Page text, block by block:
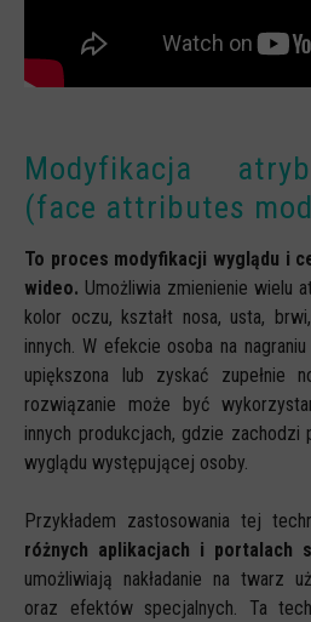
Modyfikacja
(face attributes
To proces modyfikacji wyglądu i
wideo. Umożliwia zmienienie wielu
kolor oczu, kształt nosa, usta,
innych. W efekcie osoba na
upiększona lub zyskać zupełnie
rozwiązanie może być
innych produkcjach, gdzie
wyglądu występującej osoby.
Przykładem zastosowania tej
różnych aplikacjach i portalach
umożliwiają nakładanie na twarz
oraz efektów specjalnych. Ta